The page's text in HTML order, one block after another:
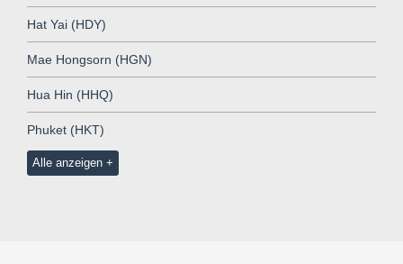
Hat Yai (HDY)
Mae Hongsorn (HGN)
Hua Hin (HHQ)
Phuket (HKT)
Alle anzeigen